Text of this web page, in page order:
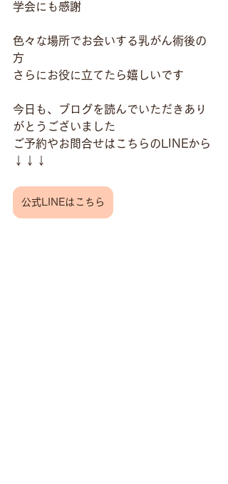
学会にも感謝
色々な場所でお会いする乳がん術後の
方
さらにお役に立てたら嬉しいです
今日も、ブログを読んでいただきあり
がとうございました
ご予約やお問合せはこちらのLINEから
↓↓↓
公式LINEはこちら